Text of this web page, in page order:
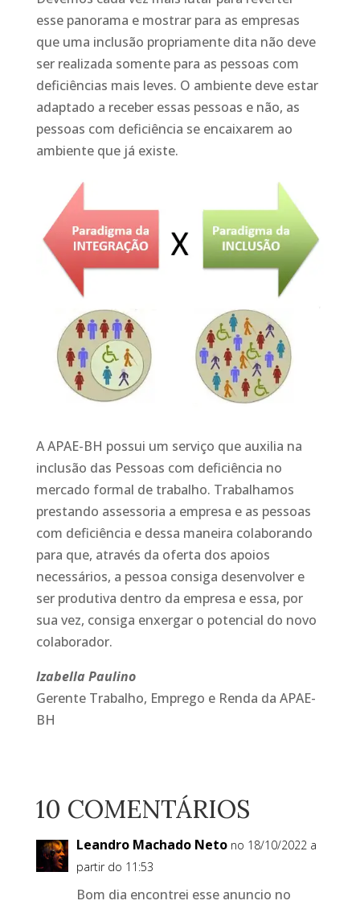
esse panorama e mostrar para as empresas
que uma inclusão propriamente dita não deve
ser realizada somente para as pessoas com
deficiências mais leves. O ambiente deve estar
adaptado a receber essas pessoas e não, as
pessoas com deficiência se encaixarem ao
ambiente que já existe.
A APAE-BH possui um serviço que auxilia na
inclusão das Pessoas com deficiência no
mercado formal de trabalho. Trabalhamos
prestando assessoria a empresa e as pessoas
com deficiência e dessa maneira colaborando
para que, através da oferta dos apoios
necessários, a pessoa consiga desenvolver e
ser produtiva dentro da empresa e essa, por
sua vez, consiga enxergar o potencial do novo
colaborador.
Izabella Paulino
Gerente Trabalho, Emprego e Renda da APAE-
BH
10 COMENTÁRIOS
Leandro Machado Neto no 18/10/2022 a
partir do 11:53
Bom dia encontrei esse anuncio no